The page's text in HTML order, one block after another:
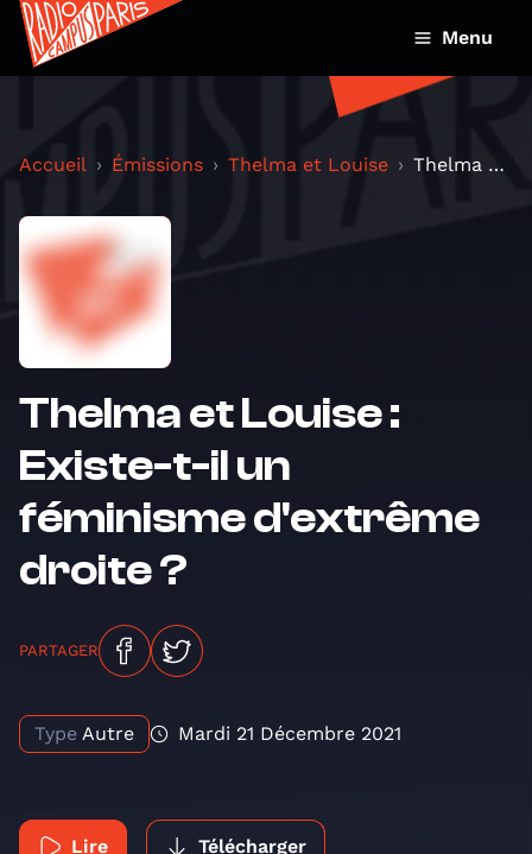
Menu
Accueil Émissions Thelma et Louise Thelma et Louise : Existe-t-il un féminisme d'extr...
Thelma et Louise :
Existe-t-il un
féminisme d'extrême
droite ?
PARTAGER
Type Autre Mardi 21 Décembre 2021
Lire Télécharger